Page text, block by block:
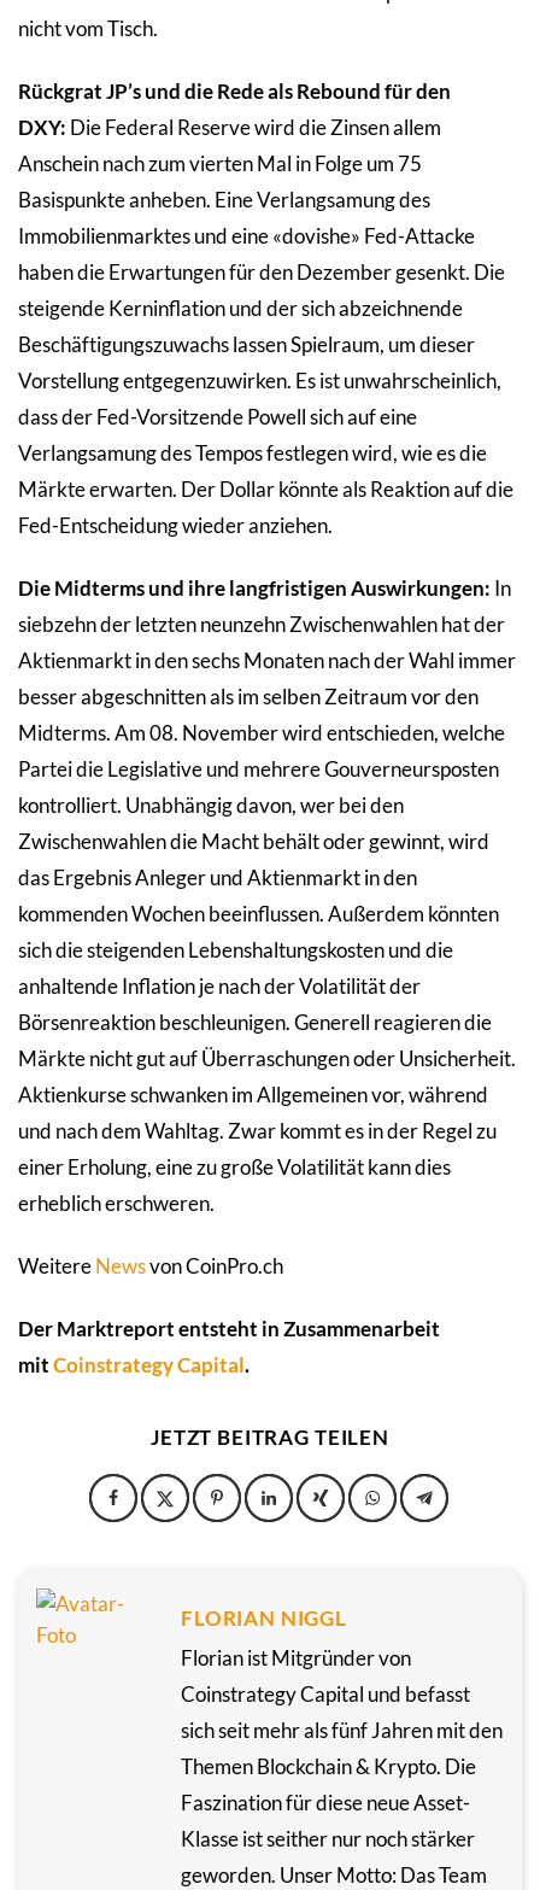
nicht vom Tisch.
Rückgrat JP’s und die Rede als Rebound für den
DXY: Die Federal Reserve wird die Zinsen allem
Anschein nach zum vierten Mal in Folge um 75
Basispunkte anheben. Eine Verlangsamung des
Immobilienmarktes und eine «dovishe» Fed-Attacke
haben die Erwartungen für den Dezember gesenkt. Die
steigende Kerninflation und der sich abzeichnende
Beschäftigungszuwachs lassen Spielraum, um dieser
Vorstellung entgegenzuwirken. Es ist unwahrscheinlich,
dass der Fed-Vorsitzende Powell sich auf eine
Verlangsamung des Tempos festlegen wird, wie es die
Märkte erwarten. Der Dollar könnte als Reaktion auf die
Fed-Entscheidung wieder anziehen.
Die Midterms und ihre langfristigen Auswirkungen: In
siebzehn der letzten neunzehn Zwischenwahlen hat der
Aktienmarkt in den sechs Monaten nach der Wahl immer
besser abgeschnitten als im selben Zeitraum vor den
Midterms. Am 08. November wird entschieden, welche
Partei die Legislative und mehrere Gouverneursposten
kontrolliert. Unabhängig davon, wer bei den
Zwischenwahlen die Macht behält oder gewinnt, wird
das Ergebnis Anleger und Aktienmarkt in den
kommenden Wochen beeinflussen. Außerdem könnten
sich die steigenden Lebenshaltungskosten und die
anhaltende Inflation je nach der Volatilität der
Börsenreaktion beschleunigen. Generell reagieren die
Märkte nicht gut auf Überraschungen oder Unsicherheit.
Aktienkurse schwanken im Allgemeinen vor, während
und nach dem Wahltag. Zwar kommt es in der Regel zu
einer Erholung, eine zu große Volatilität kann dies
erheblich erschweren.
WeitereNewsvon CoinPro.ch
Der Marktreport entsteht in Zusammenarbeit
mitCoinstrategy Capital.
JETZT BEITRAG TEILEN
FLORIAN NIGGL
Florian ist Mitgründer von
Coinstrategy Capital und befasst
sich seit mehr als fünf Jahren mit den
Themen Blockchain & Krypto. Die
Faszination für diese neue Asset-
Klasse ist seither nur noch stärker
geworden. Unser Motto: Das Team